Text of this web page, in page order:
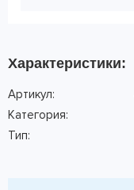
Характеристики:
Артикул:
Категория:
Тип: